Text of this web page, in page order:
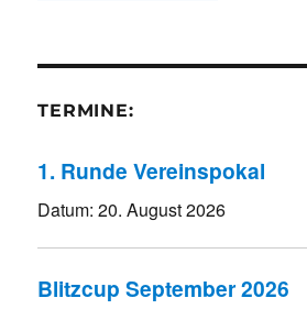
TERMINE:
1. Runde Vereinspokal
Datum:20. August 2026
Blitzcup September 2026